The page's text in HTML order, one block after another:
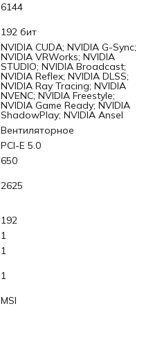
6144
192 бит
NVIDIA CUDA; NVIDIA G-Sync;
NVIDIA VRWorks; NVIDIA
STUDIO; NVIDIA Broadcast;
NVIDIA Reflex; NVIDIA DLSS;
NVIDIA Ray Tracing; NVIDIA
NVENC; NVIDIA Freestyle;
NVIDIA Game Ready; NVIDIA
ShadowPlay; NVIDIA Ansel
Вентиляторное
PCI-E 5.0
650
2625
192
1
1
1
MSI